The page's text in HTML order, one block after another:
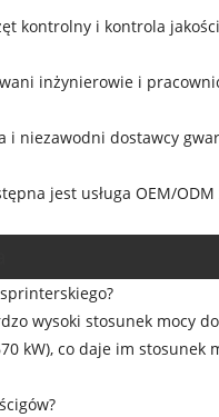
kontrolny i kontrola
inżynierowie i
i niezawodni dostawcy
jest usługa OEM/
wysoki stosunek mocy
kW), co daje im stosunek